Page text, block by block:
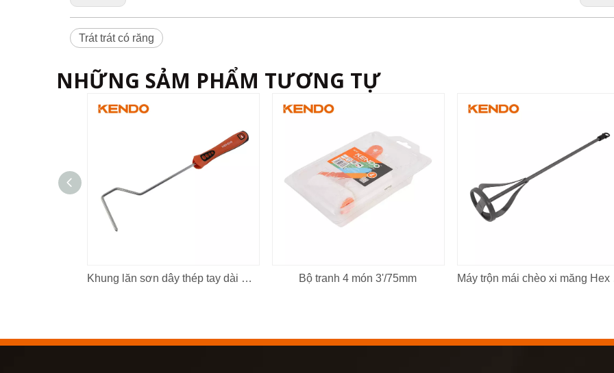
Trát trát có răng
NHỮNG SẢM PHẨM TƯƠNG TỰ
Khung lăn sơn dây thép tay dài mini Bộ tranh 4 món 3'/75mm